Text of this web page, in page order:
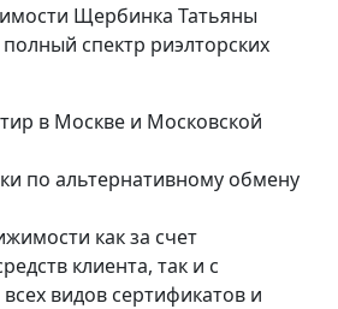
Щербинка Татьяны
спектр риэлторских
в Москве и Московской
по альтернативному обмену
как за счет
клиента, так и с
видов сертификатов и